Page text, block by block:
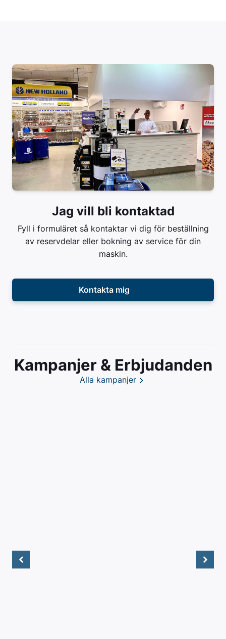
Jag vill bli kontaktad
Fyll i formuläret så kontaktar vi dig för beställning
av reservdelar eller bokning av service för din
maskin.
Kontakta mig
Kampanjer & Erbjudanden
Alla kampanjer